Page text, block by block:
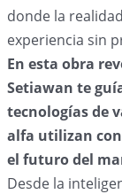
donde la
experiencia sin
En esta obra
Setiawan te
tecnologías de
alfa utilizan
el futuro del
Desde la